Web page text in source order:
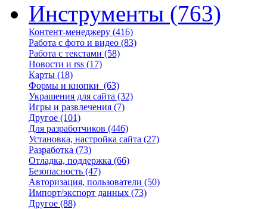
Инструменты (763)
Контент-менеджеру (416)
Работа с фото и видео (83)
Работа с текстами (58)
Новости и rss (17)
Карты (18)
Формы и кнопки (63)
Украшения для сайта (32)
Игры и развлечения (7)
Другое (101)
Для разработчиков (446)
Установка, настройка сайта (27)
Разработка (73)
Отладка, поддержка (66)
Безопасность (47)
Авторизация, пользователи (50)
Импорт/экспорт данных (73)
Другое (88)